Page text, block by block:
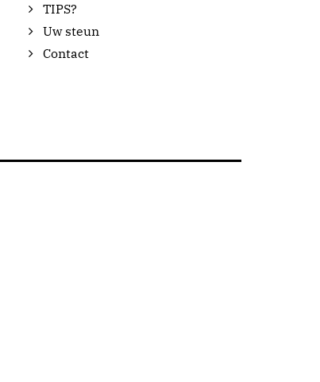
TIPS?
Uw steun
Contact